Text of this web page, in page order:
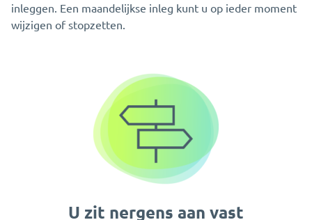
inleggen. Een maandelijkse inleg kunt u op ieder moment
wijzigen of stopzetten.
U zit nergens aan vast